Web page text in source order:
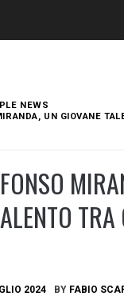
NEWS
UN GIOVANE
2024 BY FABIO